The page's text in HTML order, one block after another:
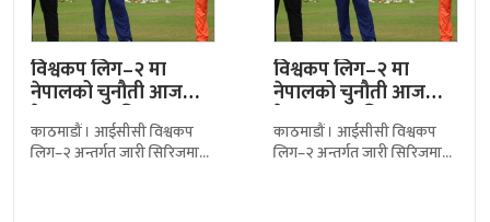
विश्वकप लिग–२ मा
नेपालको चुनौती आज
नेदरल्याण्ड्सविरुद्ध,
हारको शृंखला तोड्ने…
काठमाडौं । आईसीसी विश्वकप
लिग–२ अन्तर्गत जारी सिरिजमा
विश्वकप लिग–२ मा
नेपालको चुनौती आज
नेदरल्याण्ड्सविरुद्ध,
हारको शृंखला तोड्ने…
काठमाडौं । आईसीसी विश्वकप
लिग–२ अन्तर्गत जारी सिरिजमा